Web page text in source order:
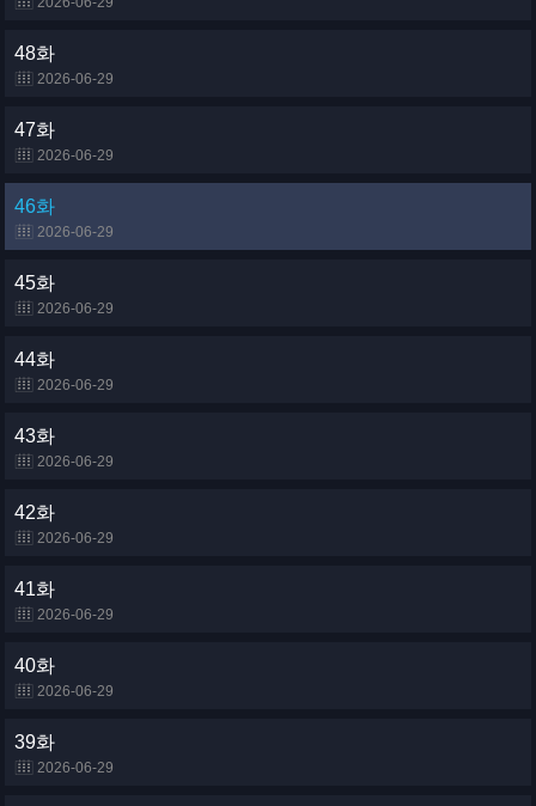
48화
2026-06-29
47화
2026-06-29
46화
2026-06-29
45화
2026-06-29
44화
2026-06-29
43화
2026-06-29
42화
2026-06-29
41화
2026-06-29
40화
2026-06-29
39화
2026-06-29